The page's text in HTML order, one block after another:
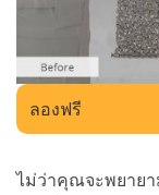
ลองฟรี
ไม่ว่าคุณจะพยาย